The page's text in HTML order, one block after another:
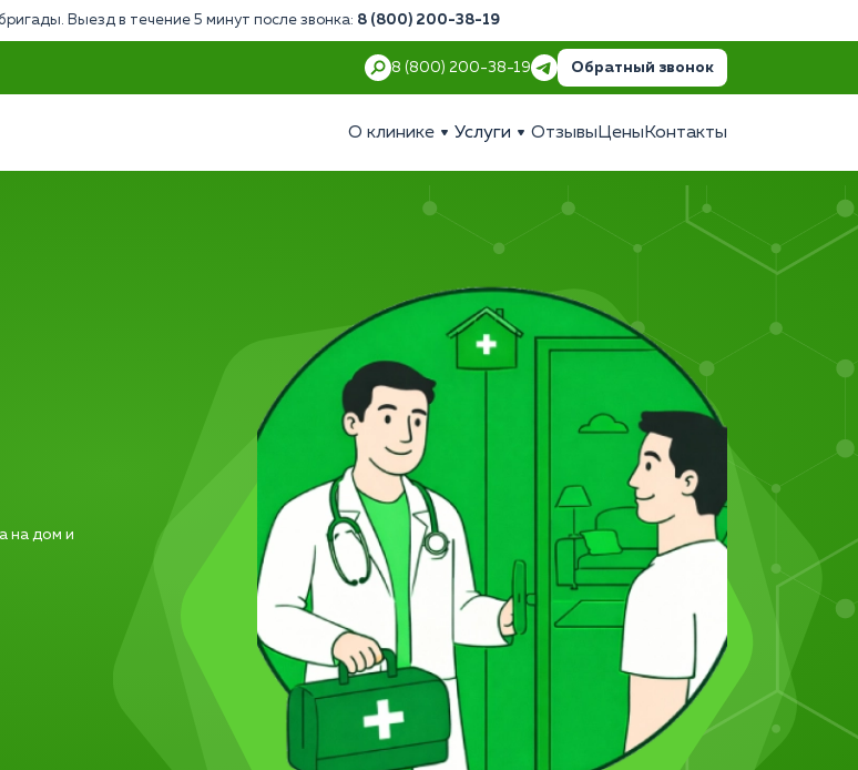
Выезд в течение 5 минут после звонка: 8 (800) 200-38-19
8 (800) 200-38-19 Обратный звонок
О клинике Услуги Отзывы Цены Контакты
на дом и